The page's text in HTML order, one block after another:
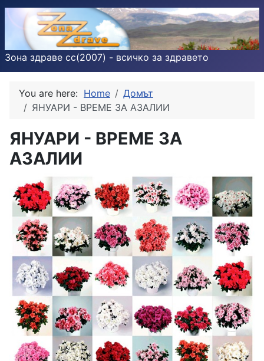
Зона здраве cc(2007) - всичко за здравето
You are here: Home
Домът
ЯНУАРИ - ВРЕМЕ ЗА АЗАЛИИ
ЯНУАРИ - ВРЕМЕ ЗА
АЗАЛИИ